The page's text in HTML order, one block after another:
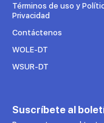
Términos de uso y
Privacidad
Contáctenos
WOLE-DT
WSUR-DT
Suscríbete al